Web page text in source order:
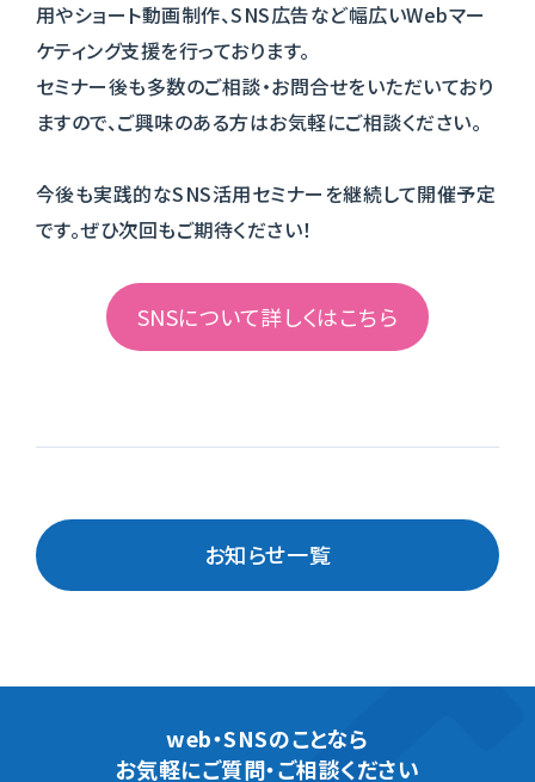
用やショート動画制作、SNS広告など幅広いWebマー
ケティング支援を行っております。
セミナー後も多数のご相談・お問合せをいただいており
ますので、ご興味のある方はお気軽にご相談ください。
今後も実践的なSNS活用セミナーを継続して開催予定
です。ぜひ次回もご期待ください！
SNSについて詳しくはこちら
お知らせ一覧
web・SNSのことなら
お気軽にご質問・ご相談ください